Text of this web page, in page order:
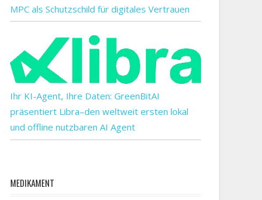
MPC als Schutzschild für digitales Vertrauen
Ihr KI-Agent, Ihre Daten: GreenBitAI
präsentiert Libra–den weltweit ersten lokal
und offline nutzbaren AI Agent
MEDIKAMENT